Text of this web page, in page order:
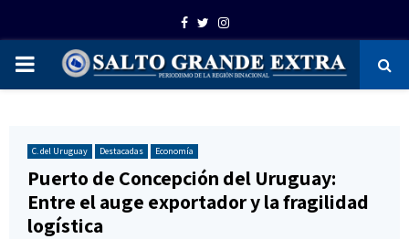
Facebook
TwitterInstagram
PRIMARY
C. del Uruguay Destacadas Economía
Puerto de Concepción del Uruguay:
Entre el auge exportador y la fragilidad
logística